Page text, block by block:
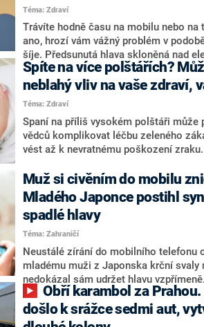
Téma: Zdraví
Trávíte hodně času na mobilu nebo na
ano, hrozí vám vážný problém v
šíje. Předsunutá hlava skloněná nad
zařízením totiž zatíží krční páteř až
Lékaře tak navštěvuje stále více lidí s
a výhřezy plotének, zjistila redakce
Spíte na více polštářích?
neblahý vliv na vaše zdraví,
Téma: Zdraví
Spaní na příliš vysokém polštáři může
vědců komplikovat léčbu zeleného
vést až k nevratnému poškození
vyplatí pouze lidem, kteří jsou zvyklí
jinak riskujeme bolavou krční páteř.
Muž si civěním do mobilu
Mladého Japonce postihl
spadlé hlavy
Téma: Zahraničí
Neustálé zírání do mobilního telefonu
mladému muži z Japonska krční svaly
nedokázal sám udržet hlavu
museli operovat a krk mu podepřít
tyčí, aby se mladík mohl zase podívat
došlo k srážce sedmi aut,